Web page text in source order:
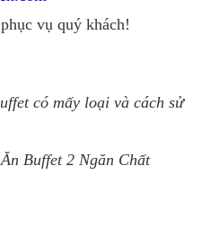
vụ quý khách!
có mấy loại và cách sử
Buffet 2 Ngăn Chất